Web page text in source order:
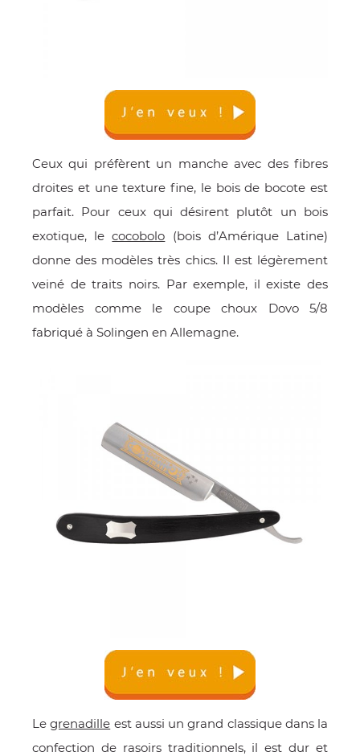
Ceux qui préfèrent un manche avec des fibres
droites et une texture fine, le bois de bocote est
parfait. Pour ceux qui désirent plutôt un bois
exotique, lecocobolo (bois d’Amérique Latine)
donne des modèles très chics. Il est légèrement
veiné de traits noirs. Par exemple, il existe des
modèles comme le coupe choux Dovo 5/8
fabriqué à Solingen en Allemagne.
Legrenadille est aussi un grand classique dans la
confection de rasoirs traditionnels, il est dur et